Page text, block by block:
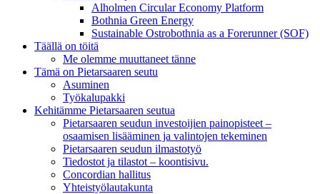
Alholmen Circular Economy Platform
Bothnia Green Energy
Sustainable Ostrobothnia as a Forerunner (SOF)
Täällä on töitä
Me olemme muuttaneet tänne
Tämä on Pietarsaaren seutu
Asuminen
Työkalupakki
Kehitämme Pietarsaaren seutua
Pietarsaaren seudun investoijien painopisteet –
osaamisen lisääminen ja valintojen tekeminen
Pietarsaaren seudun ilmastotyö
Tiedostot ja tilastot – koontisivu.
Concordian hallitus
Yhteistyölautakunta